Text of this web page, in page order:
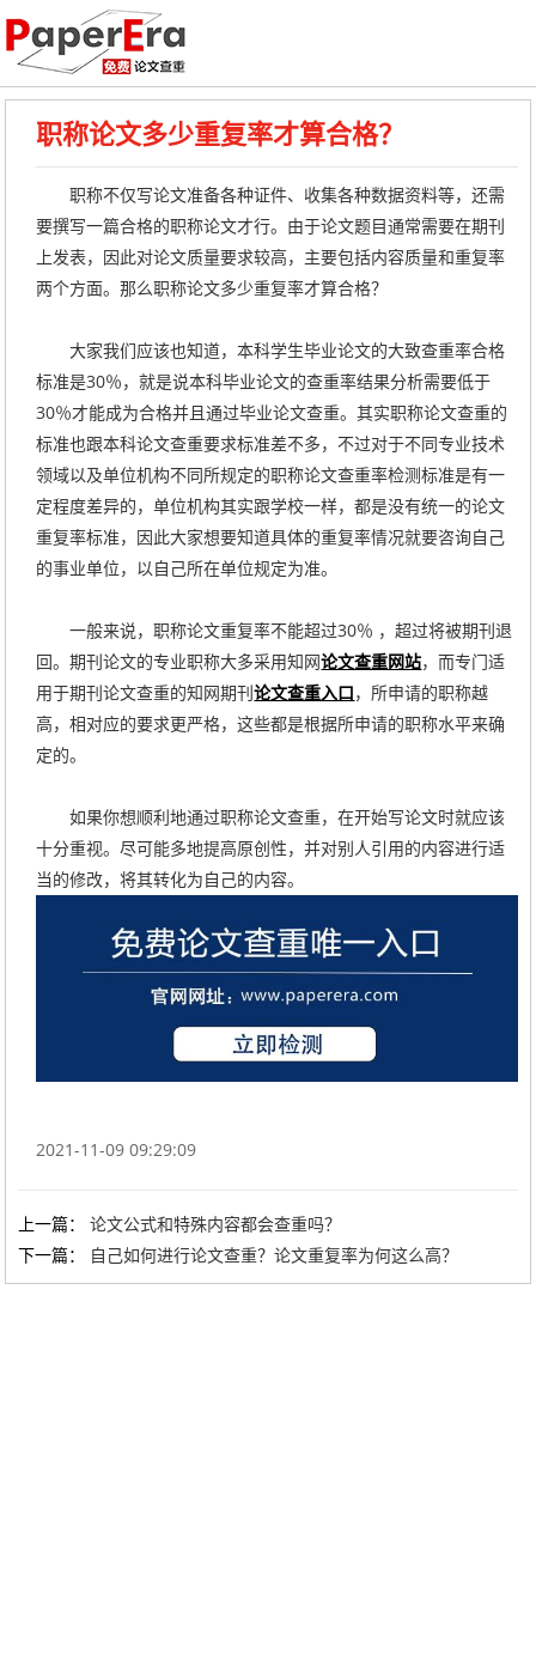
职称论文多少重复率才算合格？
职称不仅写论文准备各种证件、收集各种数据资料等，还需
要撰写一篇合格的职称论文才行。由于论文题目通常需要在期刊
上发表，因此对论文质量要求较高，主要包括内容质量和重复率
两个方面。那么职称论文多少重复率才算合格？
大家我们应该也知道，本科学生毕业论文的大致查重率合格
标准是30％，就是说本科毕业论文的查重率结果分析需要低于
30％才能成为合格并且通过毕业论文查重。其实职称论文查重的
标准也跟本科论文查重要求标准差不多，不过对于不同专业技术
领域以及单位机构不同所规定的职称论文查重率检测标准是有一
定程度差异的，单位机构其实跟学校一样，都是没有统一的论文
重复率标准，因此大家想要知道具体的重复率情况就要咨询自己
的事业单位，以自己所在单位规定为准。
一般来说，职称论文重复率不能超过30％ ，超过将被期刊退
回。期刊论文的专业职称大多采用知网论文查重网站，而专门适
用于期刊论文查重的知网期刊论文查重入口，所申请的职称越
高，相对应的要求更严格，这些都是根据所申请的职称水平来确
定的。
如果你想顺利地通过职称论文查重，在开始写论文时就应该
十分重视。尽可能多地提高原创性，并对别人引用的内容进行适
当的修改，将其转化为自己的内容。
2021-11-09 09:29:09
上一篇：论文公式和特殊内容都会查重吗？
下一篇： 自己如何进行论文查重？论文重复率为何这么高？